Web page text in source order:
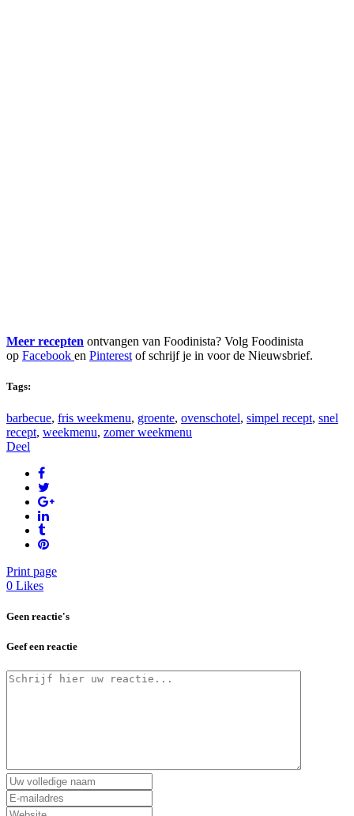
Meer recepten ontvangen van Foodinista? Volg Foodinista
op Facebook en Pinterest of schrijf je in voor de Nieuwsbrief.
Tags:
barbecue, fris weekmenu, groente, ovenschotel, simpel recept, snel
recept, weekmenu, zomer weekmenu
Deel
Print page
0 Likes
Geen reactie's
Geef een reactie